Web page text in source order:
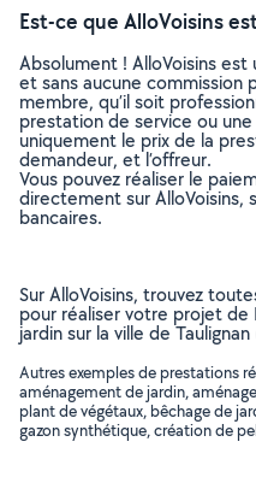
Est-ce que AlloVoisins
Absolument ! AlloVoisins
et sans aucune commission
membre, qu’il soit
prestation de service ou
uniquement le prix de la
demandeur, et l’offreur.
Vous pouvez réaliser le
directement sur AlloVoisins,
bancaires.
Sur AlloVoisins, trouvez
pour réaliser votre projet de
jardin sur la ville de
Autres exemples de prestations
aménagement de jardin,
plant de végétaux, bêchage de
gazon synthétique, création de